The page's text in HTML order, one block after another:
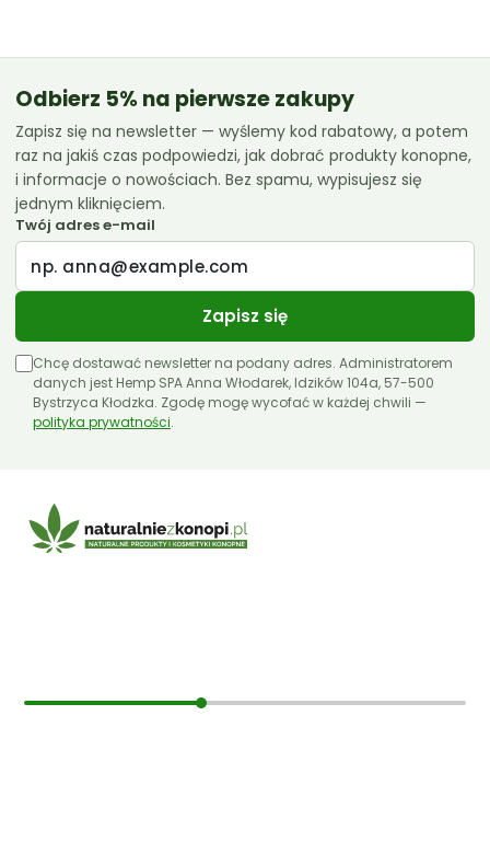
Odbierz 5% na pierwsze zakupy
Zapisz się na newsletter — wyślemy kod rabatowy, a potem
raz na jakiś czas podpowiedzi, jak dobrać produkty konopne,
i informacje o nowościach. Bez spamu, wypisujesz się
jednym kliknięciem.
Twój adres e-mail
Zapisz się
Chcę dostawać newsletter na podany adres. Administratorem
danych jest Hemp SPA Anna Włodarek, Idzików 104a, 57-500
Bystrzyca Kłodzka. Zgodę mogę wycofać w każdej chwili —
polityka prywatności.